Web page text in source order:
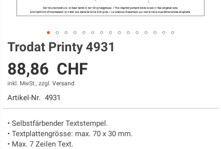
Zum
Anfang
der
Bildgalerie
springen
Trodat Printy 4931
88,86 CHF
inkl. MwSt., zzgl. Versand
Artikel-Nr. 4931
• Selbstfärbender Textstempel.
• Textplattengrösse: max. 70 x 30 mm.
• Max. 7 Zeilen Text.